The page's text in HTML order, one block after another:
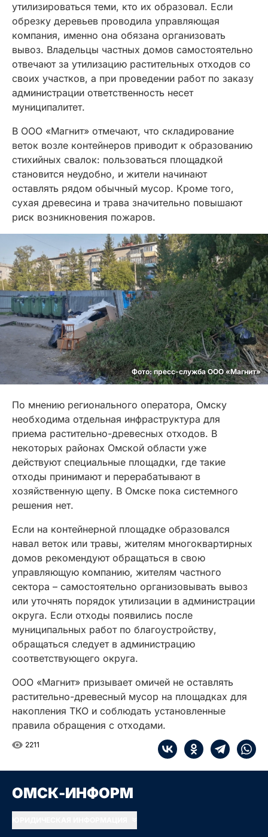
утилизироваться теми, кто их образовал. Если
обрезку деревьев проводила управляющая
компания, именно она обязана организовать
вывоз. Владельцы частных домов самостоятельно
отвечают за утилизацию растительных отходов со
своих участков, а при проведении работ по заказу
администрации ответственность несет
муниципалитет.
В ООО «Магнит» отмечают, что складирование
веток возле контейнеров приводит к образованию
стихийных свалок: пользоваться площадкой
становится неудобно, и жители начинают
оставлять рядом обычный мусор. Кроме того,
сухая древесина и трава значительно повышают
риск возникновения пожаров.
Фото: пресс-служба ООО «Магнит»
По мнению регионального оператора, Омску
необходима отдельная инфраструктура для
приема растительно-древесных отходов. В
некоторых районах Омской области уже
действуют специальные площадки, где такие
отходы принимают и перерабатывают в
хозяйственную щепу. В Омске пока системного
решения нет.
Если на контейнерной площадке образовался
навал веток или травы, жителям многоквартирных
домов рекомендуют обращаться в свою
управляющую компанию, жителям частного
сектора – самостоятельно организовывать вывоз
или уточнять порядок утилизации в администрации
округа. Если отходы появились после
муниципальных работ по благоустройству,
обращаться следует в администрацию
соответствующего округа.
ООО «Магнит» призывает омичей не оставлять
растительно-древесный мусор на площадках для
накопления ТКО и соблюдать установленные
правила обращения с отходами.
2211
ОМСК-ИНФОРМ